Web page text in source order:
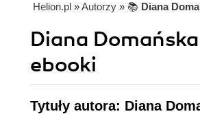
Helion.pl » Autorzy » 📚 Diana
Diana
ebooki
Tytuły autora: Diana